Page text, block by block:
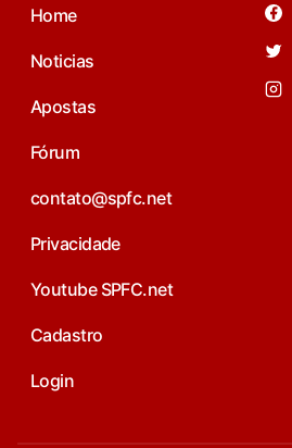
Home
Noticias
Apostas
Fórum
contato@spfc.net
Privacidade
Youtube SPFC.net
Cadastro
Login